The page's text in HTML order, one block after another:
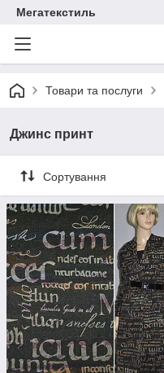
Мегатекстиль
Товари та послуги
Джинс принт
Сортування